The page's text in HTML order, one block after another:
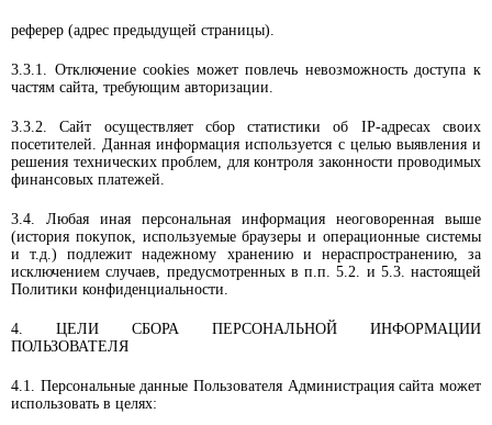
реферер (адрес предыдущей страницы).
3.3.1. Отключение cookies может повлечь невозможность доступа к
частям сайта, требующим авторизации.
3.3.2. Сайт осуществляет сбор статистики об IP-адресах своих
посетителей. Данная информация используется с целью выявления и
решения технических проблем, для контроля законности проводимых
финансовых платежей.
3.4. Любая иная персональная информация неоговоренная выше
(история покупок, используемые браузеры и операционные системы
и т.д.) подлежит надежному хранению и нераспространению, за
исключением случаев, предусмотренных в п.п. 5.2. и 5.3. настоящей
Политики конфиденциальности.
4. ЦЕЛИ СБОРА ПЕРСОНАЛЬНОЙ ИНФОРМАЦИИ
ПОЛЬЗОВАТЕЛЯ
4.1. Персональные данные Пользователя Администрация сайта может
использовать в целях: